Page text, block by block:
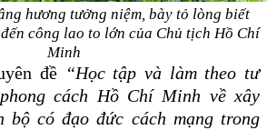
hương tưởng niệm, bày tỏ lòng biết
công lao to lớn của Chủ tịch Hồ Chí
Minh
đề “Học tập và làm theo tư
cách Hồ Chí Minh về xây
bộ có đạo đức cách mạng trong